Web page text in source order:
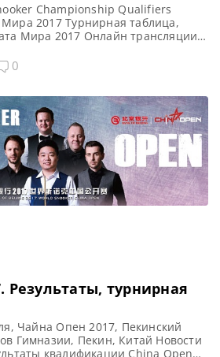
Championship Qualifiers
2017 Турнирная таблица,
Мира 2017 Онлайн трансляции
2017 Сенчури брейки
Мира 2017 Cотенные серии
Уильямс — 112 Ноппон Саенгхам
0
Результаты, турнирная
Чайна Опен 2017, Пекинский
Гимназии, Пекин, Китай Новости
квалификации China Open